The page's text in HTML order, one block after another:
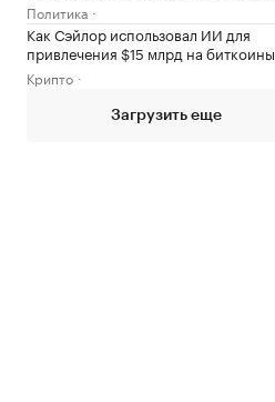
Политика
Как Сэйлор использовал ИИ для
привлечения $15 млрд на биткоины
Крипто
Загрузить еще